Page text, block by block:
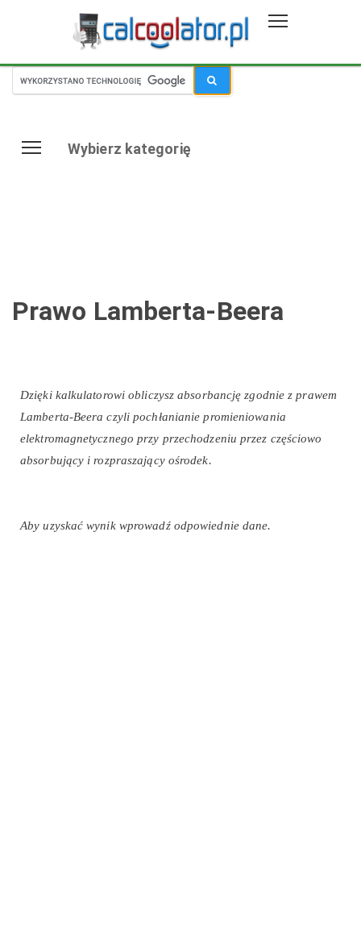
Wybierz kategorię
Prawo Lamberta-Beera
Dzięki kalkulatorowi obliczysz absorbancję zgodnie z prawem
Lamberta-Beera czyli pochłanianie promieniowania
elektromagnetycznego przy przechodzeniu przez częściowo
absorbujący i rozpraszający ośrodek.
Aby uzyskać wynik wprowadź odpowiednie dane.